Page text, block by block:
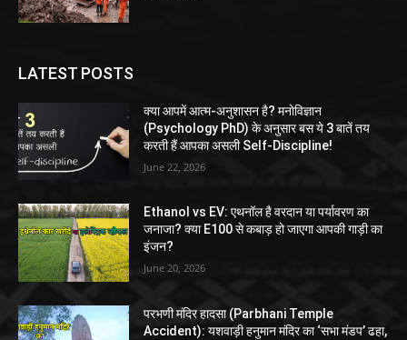
LATEST POSTS
क्या आपमें आत्म-अनुशासन है? मनोविज्ञान
(Psychology PhD) के अनुसार बस ये 3 बातें तय
करती हैं आपका असली Self-Discipline!
June 22, 2026
Ethanol vs EV: एथनॉल है वरदान या पर्यावरण का
जनाजा? क्या E100 से कबाड़ हो जाएगा आपकी गाड़ी का
इंजन?
June 20, 2026
परभणी मंदिर हादसा (Parbhani Temple
Accident): यशवाड़ी हनुमान मंदिर का ‘सभा मंडप’ ढहा,